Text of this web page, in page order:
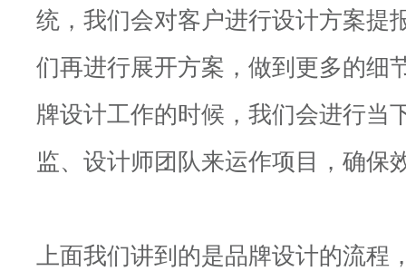
统，我们会对客户进行设计方案提
们再进行展开方案，做到更多的细
牌设计工作的时候，我们会进行当
监、设计师团队来运作项目，确保
上面我们讲到的是品牌设计的流程